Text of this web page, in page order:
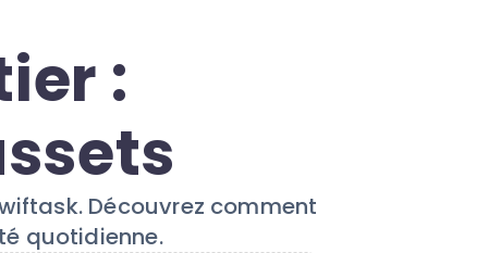
:
Découvrez comment
quotidienne.